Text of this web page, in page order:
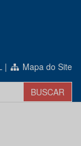
| Mapa do Site